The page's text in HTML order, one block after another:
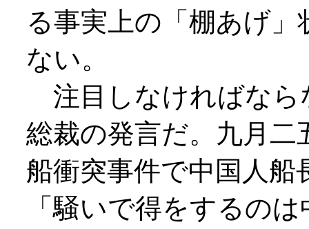
る事実上の「棚あげ
ない。
注目しなければなら
総裁の発言だ。九月二
船衝突事件で中国人
「騒いで得をするの